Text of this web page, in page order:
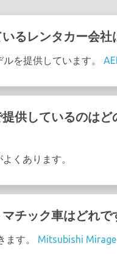
るレンタカー会社
を提供しています。
供しているのはど
くあります。
チック車はどれで
ます。 Mitsubishi Mirage